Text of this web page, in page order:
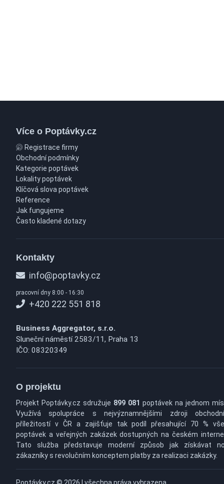
Více o Poptávky.cz
Registrace firmy
Obchodní podmínky
Kategorie poptávek
Lokality poptávek
Klíčová slova poptávek
Reference
Jak fungujeme
Často kladené dotazy
Kontakty
info@poptavky.cz
pracovní dny 8:00 - 16:30
+420 222 551 818
Business Aggregator, s.r.o.
Sluneční náměstí 2583/11, Praha 13
IČO: 08320349
O projektu
Projekt Poptávky.cz sdružuje 899 081 poptávek na jednom
Využívá spolupráce s nejvýznamnějšími zdroji
příležitostí v ČR a zajišťuje tak podíl přesahující 70 %
poptávek a veřejných zakázek dostupných na českém
Tato služba představuje moderní způsob jak získávat
zákazníky s revolučním konceptem platby za realizaci zakázky.